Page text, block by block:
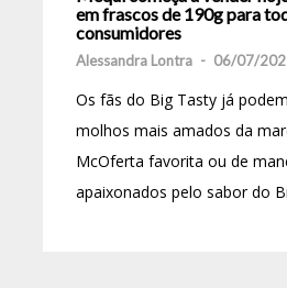
em frascos de 190g para
consumidores
Alessandra Lontra - 06/07/
Os fãs do Big Tasty já
molhos mais amados da
McOferta favorita ou de
apaixonados pelo sabor do